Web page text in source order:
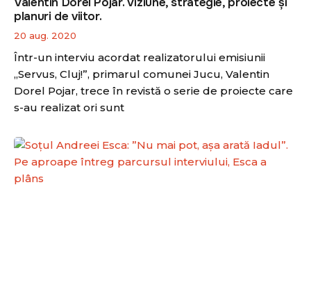
planuri de viitor.
20 aug. 2020
Într-un interviu acordat realizatorului emisiunii
„Servus, Cluj!”, primarul comunei Jucu, Valentin
Dorel Pojar, trece în revistă o serie de proiecte care
s-au realizat ori sunt